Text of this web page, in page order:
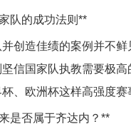
队的成功法则**
创造佳绩的案例并不
信国家队执教需要极
、欧洲杯这样高强度
是否属于齐达内？**